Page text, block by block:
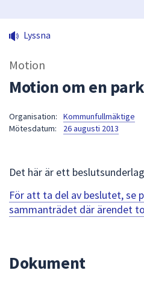
Lyssna
Motion
Motion om en
Organisation:
Kommunfullmäktige
Mötesdatum:
26 augusti 2013
Det här är ett
För att ta del av beslutet, se
sammanträdet där ärendet
Dokument